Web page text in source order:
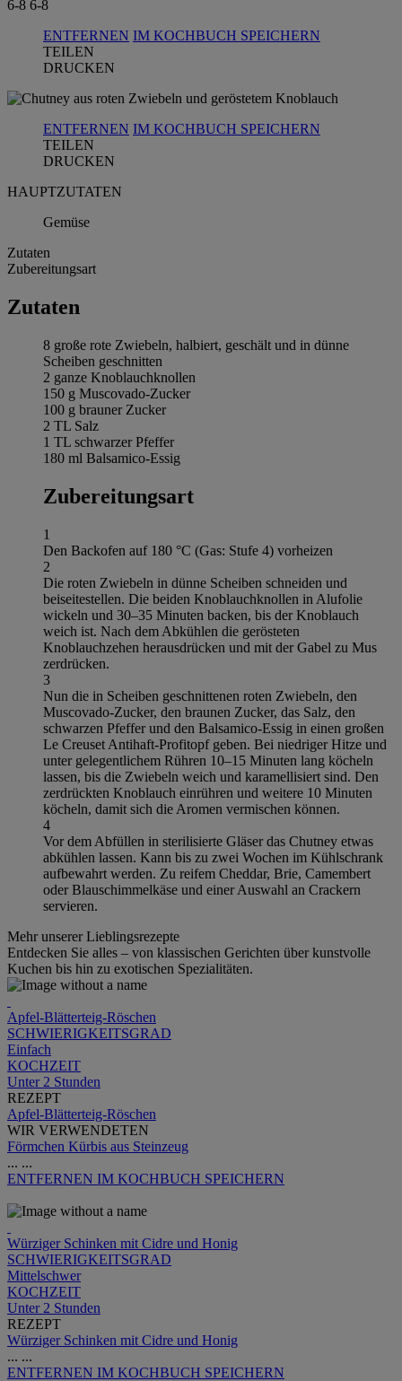
6-8 6-8
ENTFERNEN IM KOCHBUCH SPEICHERN
TEILEN
DRUCKEN
ENTFERNEN IM KOCHBUCH SPEICHERN
TEILEN
DRUCKEN
HAUPTZUTATEN
Gemüse
Zutaten
Zubereitungsart
Zutaten
8 große rote Zwiebeln, halbiert, geschält und in dünne
Scheiben geschnitten
2 ganze Knoblauchknollen
150 g Muscovado-Zucker
100 g brauner Zucker
2 TL Salz
1 TL schwarzer Pfeffer
180 ml Balsamico-Essig
Zubereitungsart
1
Den Backofen auf 180 °C (Gas: Stufe 4) vorheizen
2
Die roten Zwiebeln in dünne Scheiben schneiden und
beiseitestellen. Die beiden Knoblauchknollen in Alufolie
wickeln und 30–35 Minuten backen, bis der Knoblauch
weich ist. Nach dem Abkühlen die gerösteten
Knoblauchzehen herausdrücken und mit der Gabel zu Mus
zerdrücken.
3
Nun die in Scheiben geschnittenen roten Zwiebeln, den
Muscovado-Zucker, den braunen Zucker, das Salz, den
schwarzen Pfeffer und den Balsamico-Essig in einen großen
Le Creuset Antihaft-Profitopf geben. Bei niedriger Hitze und
unter gelegentlichem Rühren 10–15 Minuten lang köcheln
lassen, bis die Zwiebeln weich und karamellisiert sind. Den
zerdrückten Knoblauch einrühren und weitere 10 Minuten
köcheln, damit sich die Aromen vermischen können.
4
Vor dem Abfüllen in sterilisierte Gläser das Chutney etwas
abkühlen lassen. Kann bis zu zwei Wochen im Kühlschrank
aufbewahrt werden. Zu reifem Cheddar, Brie, Camembert
oder Blauschimmelkäse und einer Auswahl an Crackern
servieren.
Mehr unserer Lieblingsrezepte
Entdecken Sie alles – von klassischen Gerichten über kunstvolle
Kuchen bis hin zu exotischen Spezialitäten.
Apfel-Blätterteig-Röschen
SCHWIERIGKEITSGRAD
Einfach
KOCHZEIT
Unter 2 Stunden
REZEPT
Apfel-Blätterteig-Röschen
WIR VERWENDETEN
Förmchen Kürbis aus Steinzeug
... ...
ENTFERNEN IM KOCHBUCH SPEICHERN
Würziger Schinken mit Cidre und Honig
SCHWIERIGKEITSGRAD
Mittelschwer
KOCHZEIT
Unter 2 Stunden
REZEPT
Würziger Schinken mit Cidre und Honig
... ...
ENTFERNEN IM KOCHBUCH SPEICHERN